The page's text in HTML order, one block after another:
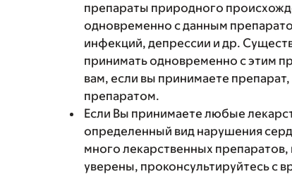
препараты природного
одновременно с данным
инфекций, депрессии и др.
принимать одновременно с этим
вам, если вы принимаете
препаратом.
Если Вы принимаете любые
определенный вид нарушения
много лекарственных
уверены, проконсультируйтесь с